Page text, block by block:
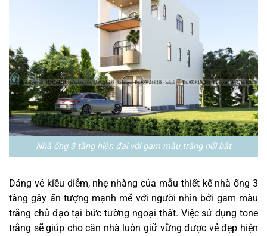
Nhà ống 3 tầng hiện đại với gam màu trắng nổi bật
Dáng vẻ kiều diễm, nhẹ nhàng của mẫu thiết kế nhà ống 3
tầng gây ấn tượng mạnh mẽ với người nhìn bởi gam màu
trắng chủ đạo tại bức tường ngoại thất. Việc sử dụng tone
trắng sẽ giúp cho căn nhà luôn giữ vững được vẻ đẹp hiện